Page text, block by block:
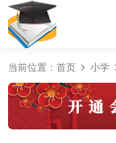
当前位置： 首页 小学